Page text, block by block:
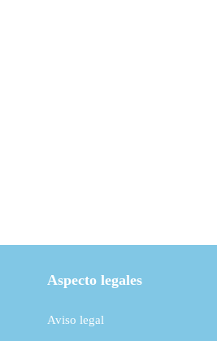
Aspecto legales
Aviso legal